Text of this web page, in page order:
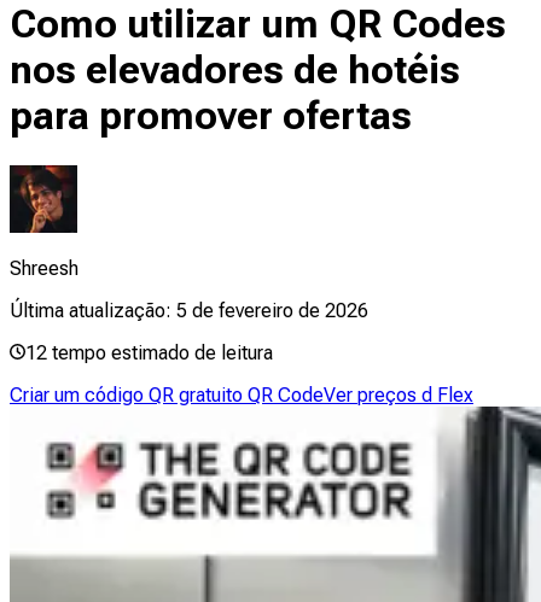
Como utilizar um QR Codes
nos elevadores de hotéis
para promover ofertas
Shreesh
Última atualização: 5 de fevereiro de 2026
12 tempo estimado de leitura
Criar um código QR gratuito QR CodeVer preços d Flex